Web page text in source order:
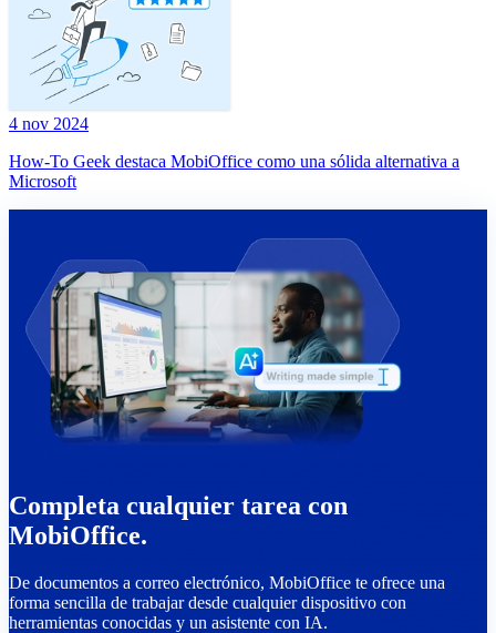
4 nov 2024
How-To Geek destaca MobiOffice como una sólida alternativa a
Microsoft
Completa cualquier tarea con
MobiOffice.
De documentos a correo electrónico, MobiOffice te ofrece una
forma sencilla de trabajar desde cualquier dispositivo con
herramientas conocidas y un asistente con IA.